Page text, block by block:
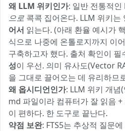
왜 LLM 위키인가: 일반 전통적인
으로 콕콕 집어온다. LLM 위키는
어서 읽는다. (아래 환율 예시가
식으로 나중에 온톨로지까지 이
구축하고자 했다. 출처 확인이 필
성이 우선. 의미 유사도(Vector
을 그대로 끌어오는 데 유리하므
왜 옵시디언인가: LLM 위키 개념
md 파일이라 컴퓨터가 잘 읽음 +
이 편하다. 한 도구로 끝난다.
약점 보완: FTS5는 추상적 질문